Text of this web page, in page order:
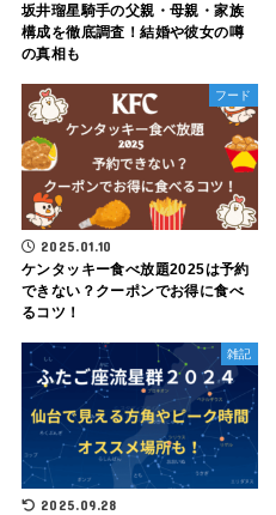
坂井瑠星騎手の父親・母親・家族
構成を徹底調査！結婚や彼女の噂
の真相も
フード
2025.01.10
ケンタッキー食べ放題2025は予約
できない？クーポンでお得に食べ
るコツ！
雑記
2025.09.28